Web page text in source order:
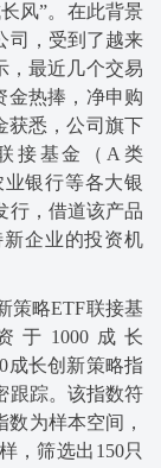
风”。在此背景
司，受到了越来
，最近几个交易
金热捧，净申购
获悉，公司旗下
接基金（A类
业银行等各大银
行，借道该产品
企业的投资机
策略ETF联接基
1000成长
成长创新策略指
跟踪。该指数符
为样本空间，
，筛选出150只